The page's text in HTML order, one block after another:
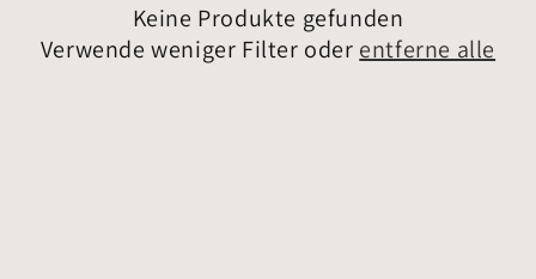
Keine Produkte gefunden
Verwende weniger Filter oder entferne alle